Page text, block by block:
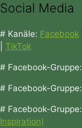
Social Media
# Kanäle: Facebook
TikTok
# Facebook-Gruppe:
# Facebook-Gruppe:
# Facebook-Gruppe:
Inspiration)